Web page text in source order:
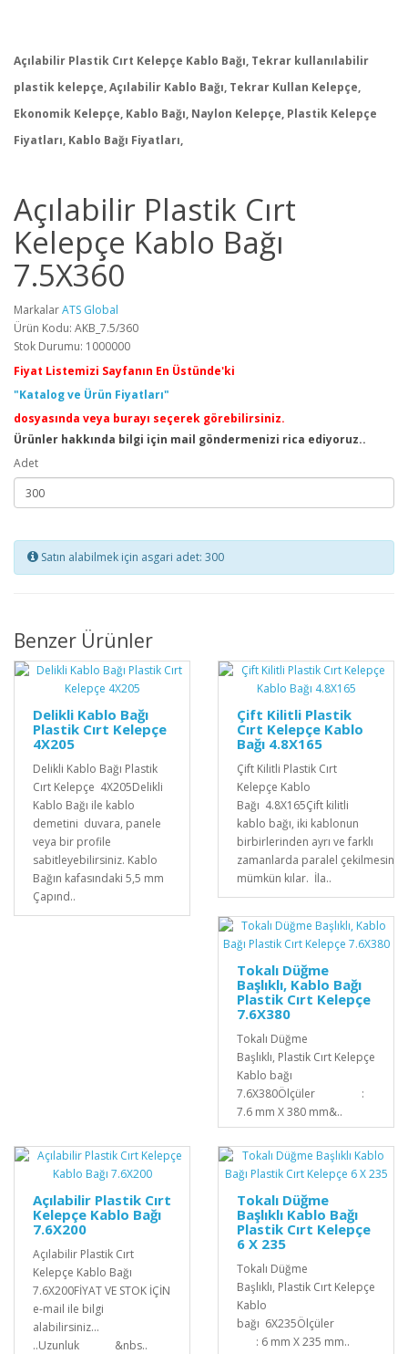
Açılabilir Plastik Cırt Kelepçe Kablo Bağı, Tekrar kullanılabilir
plastik kelepçe, Açılabilir Kablo Bağı, Tekrar Kullan Kelepçe,
Ekonomik Kelepçe, Kablo Bağı, Naylon Kelepçe, Plastik Kelepçe
Fiyatları, Kablo Bağı Fiyatları,
Açılabilir Plastik Cırt
Kelepçe Kablo Bağı
7.5X360
MarkalarATS Global
Ürün Kodu: AKB_7.5/360
Stok Durumu: 1000000
Fiyat Listemizi Sayfanın En Üstünde'ki
"Katalog ve Ürün Fiyatları"
dosyasında veya burayı seçerek görebilirsiniz.
Ürünler hakkında bilgi için mail göndermenizi rica ediyoruz..
Adet
Satın alabilmek için asgari adet: 300
Benzer Ürünler
Delikli Kablo Bağı
Plastik Cırt Kelepçe
4X205
Delikli Kablo Bağı Plastik
Cırt Kelepçe 4X205Delikli
Kablo Bağı ile kablo
demetini duvara, panele
veya bir profile
sabitleyebilirsiniz. Kablo
Bağın kafasındaki 5,5 mm
Çapınd..
Çift Kilitli Plastik
Cırt Kelepçe Kablo
Bağı 4.8X165
Çift Kilitli Plastik Cırt
Kelepçe Kablo
Bağı 4.8X165Çift kilitli
kablo bağı, iki kablonun
birbirlerinden ayrı ve farklı
zamanlarda paralel çekilmesini
mümkün kılar. İla..
Tokalı Düğme
Başlıklı, Kablo Bağı
Plastik Cırt Kelepçe
7.6X380
Tokalı Düğme
Başlıklı, Plastik Cırt Kelepçe
Kablo bağı
7.6X380Ölçüler :
7.6 mm X 380 mm&..
Açılabilir Plastik Cırt
Kelepçe Kablo Bağı
7.6X200
Açılabilir Plastik Cırt
Kelepçe Kablo Bağı
7.6X200FİYAT VE STOK İÇİN
e-mail ile bilgi
alabilirsiniz...
..Uzunluk &nbs..
Tokalı Düğme
Başlıklı Kablo Bağı
Plastik Cırt Kelepçe
6 X 235
Tokalı Düğme
Başlıklı, Plastik Cırt Kelepçe
Kablo
bağı 6X235Ölçüler
: 6 mm X 235 mm..